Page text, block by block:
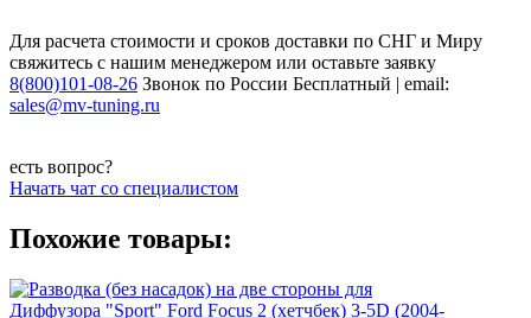
Для расчета стоимости и сроков доставки по СНГ и Миру
свяжитесь с нашим менеджером или оставьте заявку
8(800)101-08-26 Звонок по России Бесплатный | email:
sales@mv-tuning.ru
есть вопрос?
Начать чат со специалистом
Похожие товары: